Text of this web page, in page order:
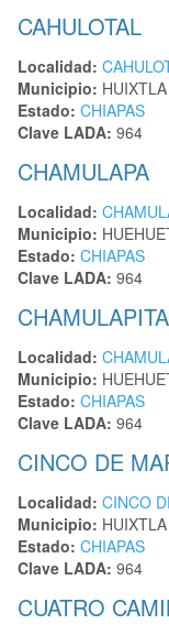
CAHULOTAL
Localidad:
Municipio: HUIXTLA
Estado: CHIAPAS
Clave LADA: 964
CHAMULAPA
Localidad:
Municipio:
Estado: CHIAPAS
Clave LADA: 964
CHAMULAPITA
Localidad:
Municipio:
Estado: CHIAPAS
Clave LADA: 964
CINCO DE
Localidad: CINCO
Municipio: HUIXTLA
Estado: CHIAPAS
Clave LADA: 964
CUATRO